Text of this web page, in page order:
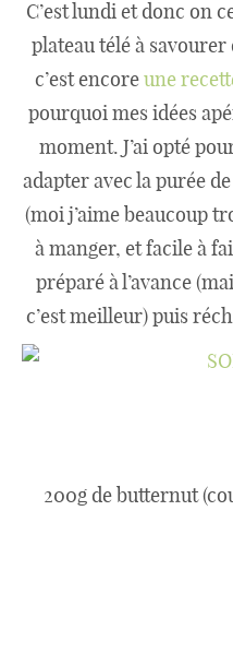
C’est lundi et donc on
plateau télé à
c’est encoreune
pourquoi mes idées
moment. J’ai opté
adapter avec la purée
(moi j’aime beaucoup
à manger, et facile à
préparé à l’avance
c’est meilleur) puis
200g de butternut